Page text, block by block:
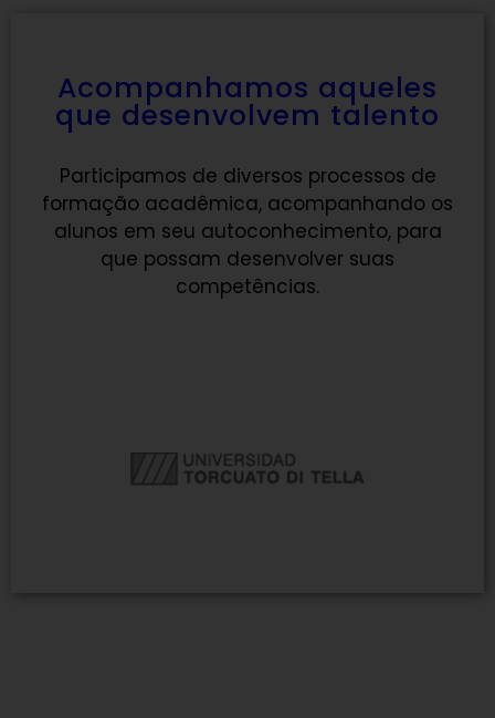
Acompanhamos aqueles
que desenvolvem talento
Participamos de diversos processos de
formação acadêmica, acompanhando os
alunos em seu autoconhecimento, para
que possam desenvolver suas
competências.